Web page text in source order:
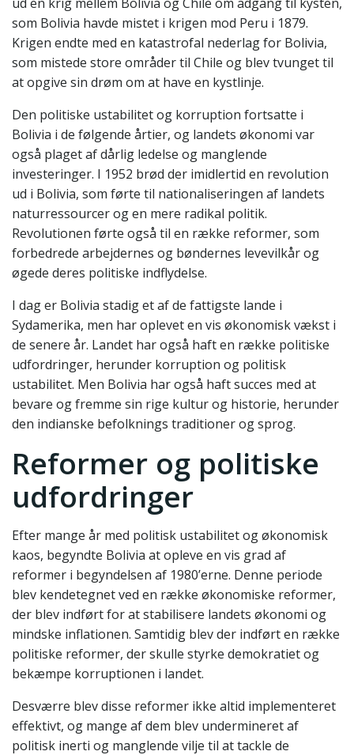
som Bolivia havde mistet i krigen mod Peru i 1879.
Krigen endte med en katastrofal nederlag for Bolivia,
som mistede store områder til Chile og blev tvunget til
at opgive sin drøm om at have en kystlinje.
Den politiske ustabilitet og korruption fortsatte i
Bolivia i de følgende årtier, og landets økonomi var
også plaget af dårlig ledelse og manglende
investeringer. I 1952 brød der imidlertid en revolution
ud i Bolivia, som førte til nationaliseringen af landets
naturressourcer og en mere radikal politik.
Revolutionen førte også til en række reformer, som
forbedrede arbejdernes og bøndernes levevilkår og
øgede deres politiske indflydelse.
I dag er Bolivia stadig et af de fattigste lande i
Sydamerika, men har oplevet en vis økonomisk vækst i
de senere år. Landet har også haft en række politiske
udfordringer, herunder korruption og politisk
ustabilitet. Men Bolivia har også haft succes med at
bevare og fremme sin rige kultur og historie, herunder
den indianske befolknings traditioner og sprog.
Reformer og politiske
udfordringer
Efter mange år med politisk ustabilitet og økonomisk
kaos, begyndte Bolivia at opleve en vis grad af
reformer i begyndelsen af 1980’erne. Denne periode
blev kendetegnet ved en række økonomiske reformer,
der blev indført for at stabilisere landets økonomi og
mindske inflationen. Samtidig blev der indført en række
politiske reformer, der skulle styrke demokratiet og
bekæmpe korruptionen i landet.
Desværre blev disse reformer ikke altid implementeret
effektivt, og mange af dem blev undermineret af
politisk inerti og manglende vilje til at tackle de